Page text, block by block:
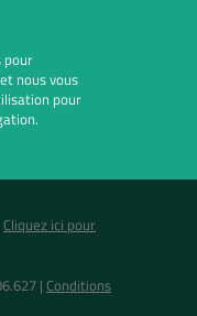
pour
nous vous
pour
Cliquez ici pour
| Conditions